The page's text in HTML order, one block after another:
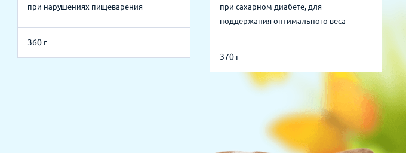
при нарушениях пищеварения
360 г
при сахарном диабете, для
поддержания оптимального веса
370 г